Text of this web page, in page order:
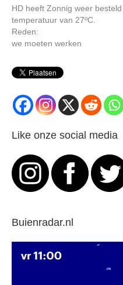
HD heeft Zonnig weer
temperatuur van 27ºC.
Reden:
we moeten werken
Like onze social media
Buienradar.nl